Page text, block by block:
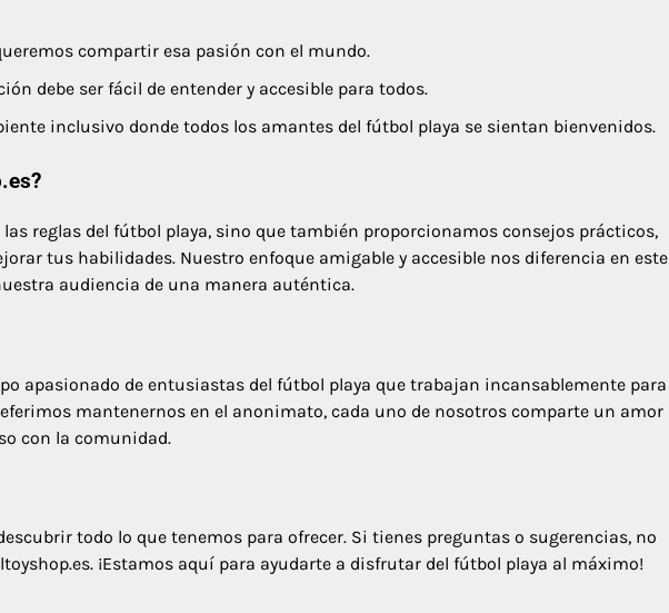
compartir esa pasión con el mundo.
debe ser fácil de entender y accesible para todos.
inclusivo donde todos los amantes del fútbol playa se sientan bienvenidos.
reglas del fútbol playa, sino que también proporcionamos consejos prácticos,
tus habilidades. Nuestro enfoque amigable y accesible nos diferencia en este
audiencia de una manera auténtica.
apasionado de entusiastas del fútbol playa que trabajan incansablemente para
mantenernos en el anonimato, cada uno de nosotros comparte un amor
con la comunidad.
todo lo que tenemos para ofrecer. Si tienes preguntas o sugerencias, no
. ¡Estamos aquí para ayudarte a disfrutar del fútbol playa al máximo!